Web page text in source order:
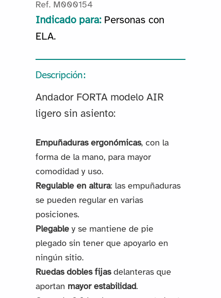
Ref. M000154
Indicado para: Personas con
ELA.
Descripción:
Andador FORTA modelo AIR
ligero sin asiento:
Empuñaduras ergonómicas, con la
forma de la mano, para mayor
comodidad y uso.
Regulable en altura: las empuñaduras
se pueden regular en varias
posiciones.
Plegable y se mantiene de pie
plegado sin tener que apoyarlo en
ningún sitio.
Ruedas dobles fijasdelanteras que
aportan mayor estabilidad.